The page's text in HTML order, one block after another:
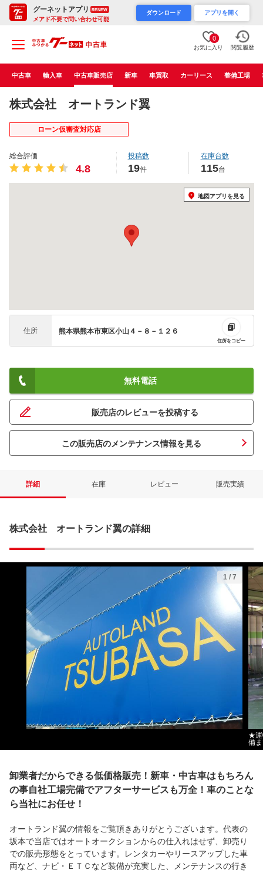
グーネットアプリ RENEW
メアド不要で問い合わせ可能
ダウンロード アプリを開く
0
お気に入り 閲覧履歴
中古車 輸入車 中古車販売店 新車 車買取 カーリース 整備工場
株式会社 オートランド翼
ローン仮審査対応店
総合評価
4.8
投稿数
19件
在庫台数
115台
地図アプリを見る
住所 熊本県熊本市東区小山４－８－１２６
住所をコピー
無料電話
販売店のレビューを投稿する
この販売店のメンテナンス情報を見る
詳細 在庫 レビュー 販売実績
株式会社 オートランド翼の詳細
1 / 7
★運
備
卸業者だからできる低価格販売！新車・中古車はもちろん
の事自社工場完備でアフターサービスも万全！車のことな
ら当社にお任せ！
オートランド翼の情報をご覧頂きありがとうございます。代表の
坂本で当店ではオートオークションからの仕入れはせず、卸売り
での販売形態をとっています。レンタカーやリースアップした車
両など、ナビ・ＥＴＣなど装備が充実した、メンテナンスの行き